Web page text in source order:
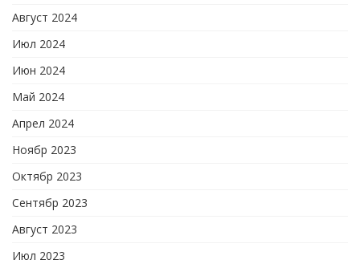
Август 2024
Июл 2024
Июн 2024
Май 2024
Апрел 2024
Ноябр 2023
Октябр 2023
Сентябр 2023
Август 2023
Июл 2023